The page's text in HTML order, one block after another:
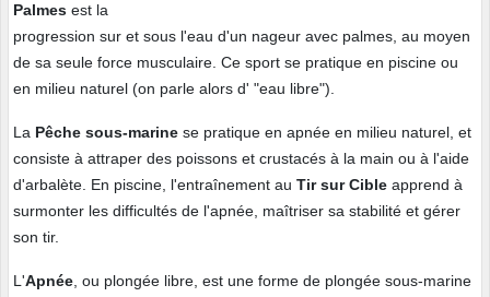
Palmes est la
progression sur et sous l'eau d'un nageur avec palmes, au moyen
de sa seule force musculaire. Ce sport se pratique en piscine ou
en milieu naturel (on parle alors d' "eau libre").
La Pêche sous-marine se pratique en apnée en milieu naturel, et
consiste à attraper des poissons et crustacés à la main ou à l'aide
d'arbalète. En piscine, l'entraînement au Tir sur Cible apprend à
surmonter les difficultés de l'apnée, maîtriser sa stabilité et gérer
son tir.
L'Apnée , ou plongée libre, est une forme de plongée sous-marine